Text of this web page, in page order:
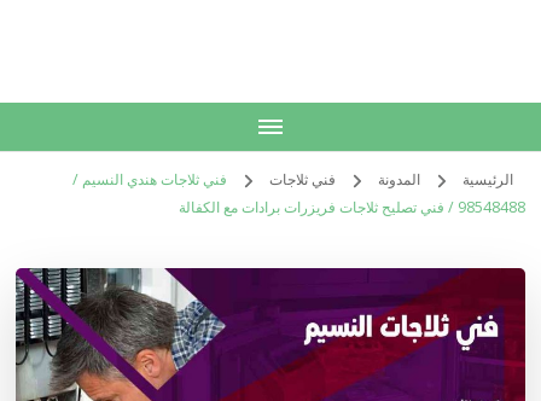
الرئيسية المدونة فني ثلاجات
فني ثلاجات هندي النسيم /
98548488 / فني تصليح ثلاجات فريزرات برادات مع الكفالة